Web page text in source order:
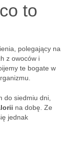
to
polegający na
z owoców i
te bogate w
do siedmiu dni,
na dobę. Ze
jednak